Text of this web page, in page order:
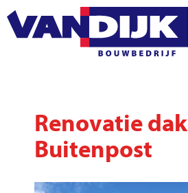
Renovatie dak
Buitenpost